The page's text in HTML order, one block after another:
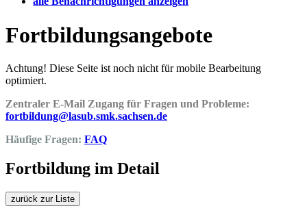
Fortbildungsangebote
Achtung! Diese Seite ist noch nicht für mobile Bearbeitung
optimiert.
Zentraler E-Mail Zugang für Fragen und Probleme:
fortbildung@lasub.smk.sachsen.de
Häufige Fragen: FAQ
Fortbildung im Detail
zurück zur Liste